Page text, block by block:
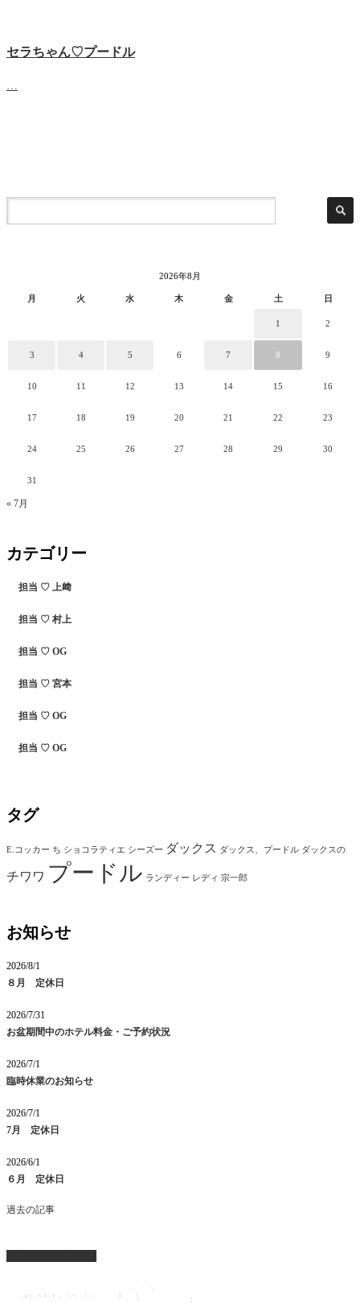
セラちゃん♡プードル
2026年8月
月 火 水 木 金 土 日
1 2
3 4 5 6 7 8 9
10 11 12 13 14 15 16
17 18 19 20 21 22 23
24 25 26 27 28 29 30
31
« 7月
カテゴリー
担当 ♡ 上﨑
担当 ♡ 村上
担当 ♡ OG
担当 ♡ 宮本
担当 ♡ OG
担当 ♡ OG
タグ
E.コッカー ち ショコラティエ シーズー ダックス ダックス、プードル ダックスの
チワワ プードル ランディー レディ 宗一郎
お知らせ
2026/8/1
８月 定休日
2026/7/31
お盆期間中のホテル料金・ご予約状況
2026/7/1
臨時休業のお知らせ
2026/7/1
7月 定休日
2026/6/1
６月 定休日
過去の記事